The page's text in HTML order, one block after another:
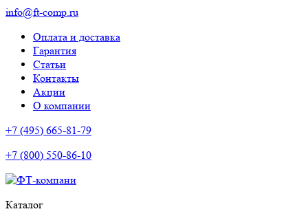
info@ft-comp.ru
Оплата и доставка
Гарантия
Статьи
Контакты
Акции
О компании
+7 (495) 665-81-79
+7 (800) 550-86-10
Каталог